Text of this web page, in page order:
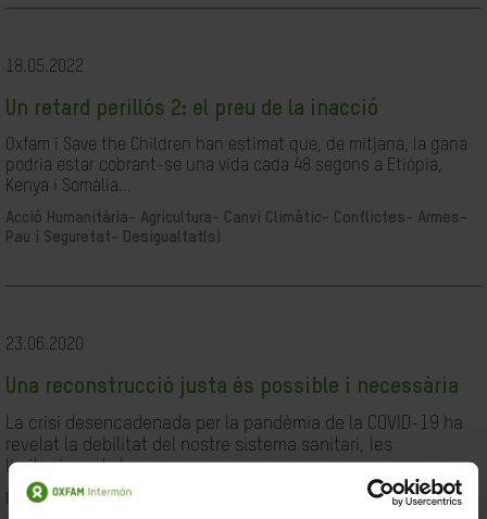
18.05.2022
Un retard perillós 2: el preu de la inacció
Oxfam i Save the Children han estimat que, de mitjana, la gana
podria estar cobrant-se una vida cada 48 segons a Etiòpia,
Kenya i Somàlia...
Acció Humanitària- Agricultura- Canvi Climàtic-
Conflictes- Armes-
Pau i Seguretat-
Desigualtat(s)
23.06.2020
Una reconstrucció justa és possible i necessària
La crisi desencadenada per la pandèmia de la COVID-19 ha
revelat la debilitat del nostre sistema sanitari, les
limitacions de les...
Desigualtat(s)